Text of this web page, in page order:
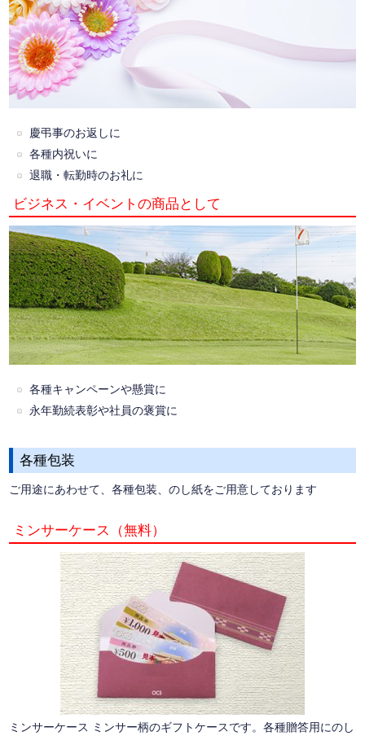
慶弔事のお返しに
各種内祝いに
退職・転勤時のお礼に
ビジネス・イベントの商品として
各種キャンペーンや懸賞に
永年勤続表彰や社員の褒賞に
各種包装
ご用途にあわせて、各種包装、のし紙をご用意しております
ミンサーケース（無料）
ミンサーケース ミンサー柄のギフトケースです。各種贈答用にのし